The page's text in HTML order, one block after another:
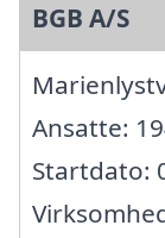
BGB A/S
Ansatte:
Startdato: